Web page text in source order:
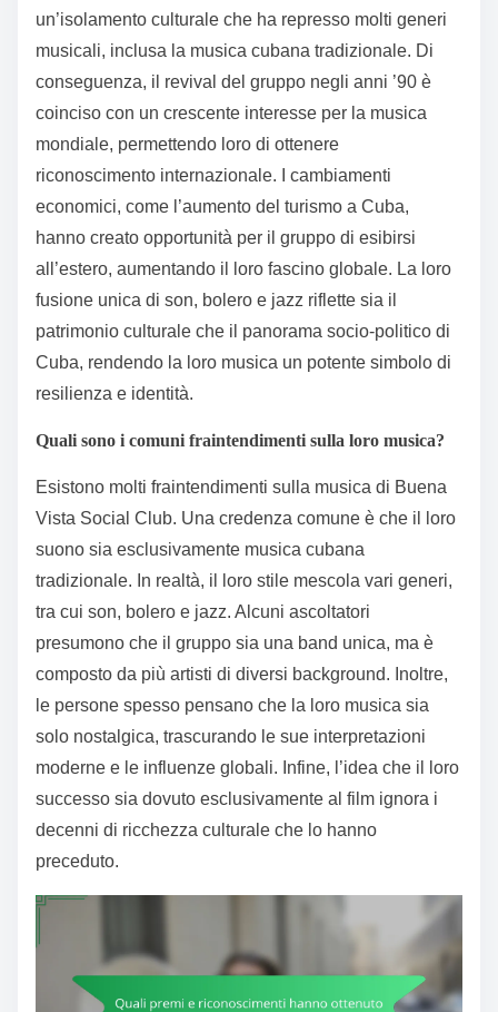
un’isolamento culturale che ha represso molti generi
musicali, inclusa la musica cubana tradizionale. Di
conseguenza, il revival del gruppo negli anni ’90 è
coinciso con un crescente interesse per la musica
mondiale, permettendo loro di ottenere
riconoscimento internazionale. I cambiamenti
economici, come l’aumento del turismo a Cuba,
hanno creato opportunità per il gruppo di esibirsi
all’estero, aumentando il loro fascino globale. La loro
fusione unica di son, bolero e jazz riflette sia il
patrimonio culturale che il panorama socio-politico di
Cuba, rendendo la loro musica un potente simbolo di
resilienza e identità.
Quali sono i comuni fraintendimenti sulla loro musica?
Esistono molti fraintendimenti sulla musica di Buena
Vista Social Club. Una credenza comune è che il loro
suono sia esclusivamente musica cubana
tradizionale. In realtà, il loro stile mescola vari generi,
tra cui son, bolero e jazz. Alcuni ascoltatori
presumono che il gruppo sia una band unica, ma è
composto da più artisti di diversi background. Inoltre,
le persone spesso pensano che la loro musica sia
solo nostalgica, trascurando le sue interpretazioni
moderne e le influenze globali. Infine, l’idea che il loro
successo sia dovuto esclusivamente al film ignora i
decenni di ricchezza culturale che lo hanno
preceduto.